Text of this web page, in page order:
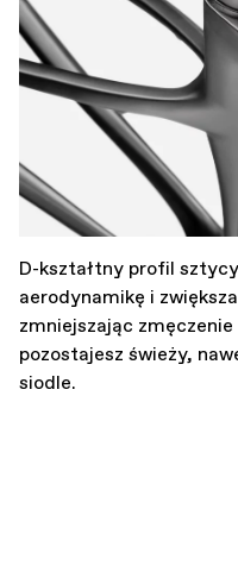
D-kształtny profil
aerodynamikę i
zmniejszając
pozostajesz świeży,
siodle.